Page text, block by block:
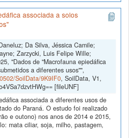
associada a solos
Da Silva, Jéssica Camile;
Zarzycki, Luis Felipe Wille;
"Dados de "Macrofauna epiedáfica
a diferentes usos"",
SoilData/9K9IF0, SoilData, V1,
[fileUNF]
associada a diferentes usos de
do Paraná. O estudo foi realizado
e outono) nos anos de 2014 e 2015,
mata ciliar, soja, milho, pastagem,